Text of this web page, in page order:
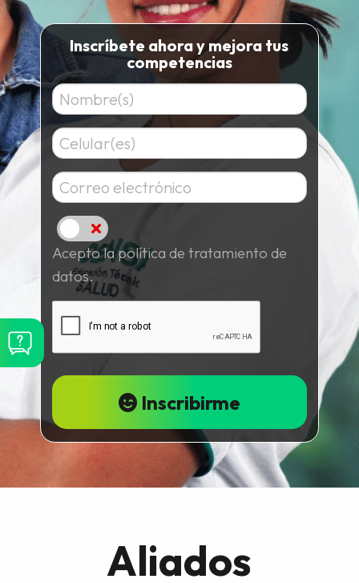
Inscríbete ahora y mejora tus
competencias
Acepto
Acepto la política de tratamiento de
datos.
Inscribirme
Aliados